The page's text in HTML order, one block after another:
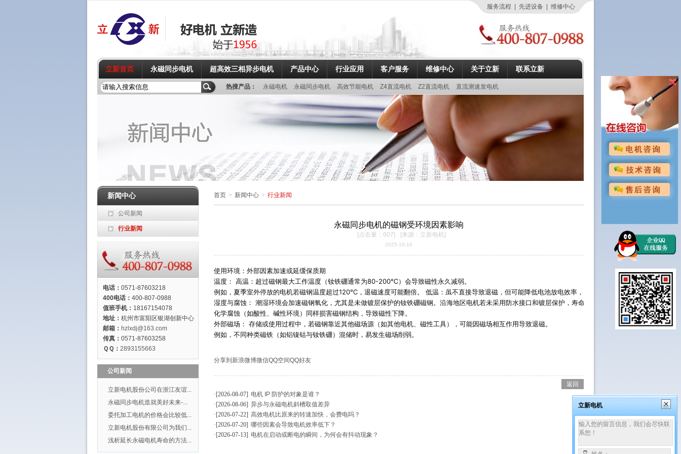
服务流程 先进设备 维修中心
立新首页 永磁同步电机 超高效三相异步电机 产品中心 行业应用 客户服务 维修中心 关于立新 联系立新
热搜产品： 永磁电机 永磁同步电机 高效节能电机 Z4直流电机 Z2直流电机 直流测速发电机
新闻中心
公司新闻
行业新闻
电话： 0571-87603218
400电话： 400-807-0988
值班手机： 18167154078
地址： 杭州市富阳区银湖创新中心
邮箱： hzlxdj@163.com
传真： 0571-87603258
ＱＱ： 2893155663
公司新闻
立新电机股份公司在浙江友谊...
永磁同步电机造就美好未来-...
委托加工电机的价格会比较低...
立新电机股份有限公司为我们...
浅析延长永磁电机寿命的方法...
首页 > 新闻中心 > 行业新闻
永磁同步电机的磁钢受环境因素影响
[点击量：607] [来源：立新电机]
2025-10-16
使用环境：外部因素加速或延缓保质期
温度： 高温：超过磁钢最大工作温度（钕铁硼通常为80-200℃）会导致磁性永久减弱。
例如，夏季室外停放的电机若磁钢温度超过120℃，退磁速度可能翻倍。 低温：虽不直接导致退磁，但可能降低电池放电效率，间接增加电机负荷，影响寿命。
湿度与腐蚀： 潮湿环境会加速磁钢氧化，尤其是未做镀层保护的钕铁硼磁钢。沿海地区电机若未采用防水接口和镀层保护，寿命可能缩短30%。
化学腐蚀（如酸性、碱性环境）同样损害磁钢结构，导致磁性下降。
外部磁场： 存储或使用过程中，若磁钢靠近其他磁场源（如其他电机、磁性工具），可能因磁场相互作用导致退磁。
例如，不同种类磁铁（如铝镍钴与钕铁硼）混储时，易发生磁场削弱。
分享到 新浪微博微信QQ空间QQ好友
返回
·[2026-08-07] 电机 IP 防护的对象是谁？
·[2026-08-06] 异步与永磁电机斜槽取值差异
·[2026-07-22] 高效电机比原来的转速加快，会费电吗？
·[2026-07-20] 哪些因素会导致电机效率低下？
·[2026-07-13] 电机在启动或断电的瞬间，为何会有抖动现象？
立新电机